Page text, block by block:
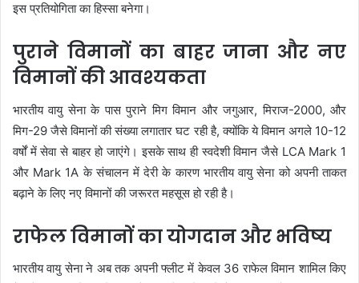
इस प्रतियोगिता का हिस्सा बनेगा।
पुराने विमानों का बाहर जाना और नए
विमानों की आवश्यकता
भारतीय वायु सेना के पास पुराने मिग विमान और जगुआर, मिराज-2000, और
मिग-29 जैसे विमानों की संख्या लगातार घट रही है, क्योंकि ये विमान अगले 10-12
वर्षों में सेवा से बाहर हो जाएंगे। इसके साथ ही स्वदेशी विमान जैसे LCA Mark 1
और Mark 1A के संचालन में देरी के कारण भारतीय वायु सेना को अपनी ताकत
बढ़ाने के लिए नए विमानों की जरूरत महसूस हो रही है।
राफेल विमानों का योगदान और भविष्य
भारतीय वायु सेना ने अब तक अपनी फ्लीट में केवल 36 राफेल विमान शामिल किए